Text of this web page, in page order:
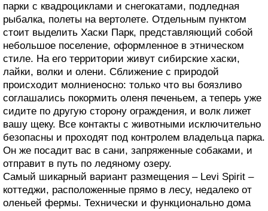
парки с квадроциклами и снегокатами, подледная
рыбалка, полеты на вертолете. Отдельным пунктом
стоит выделить Хаски Парк, представляющий собой
небольшое поселение, оформленное в этническом
стиле. На его территории живут сибирские хаски,
лайки, волки и олени. Сближение с природой
происходит молниеносно: только что вы боязливо
соглашались покормить оленя печеньем, а теперь уже
сидите по другую сторону ограждения, и волк лижет
вашу щеку. Все контакты с животными исключительно
безопасны и проходят под контролем владельца парка.
Он же посадит вас в сани, запряженные собаками, и
отправит в путь по ледяному озеру.
Самый шикарный вариант размещения – Levi Spirit –
коттеджи, расположенные прямо в лесу, недалеко от
оленьей фермы. Технически и функционально дома